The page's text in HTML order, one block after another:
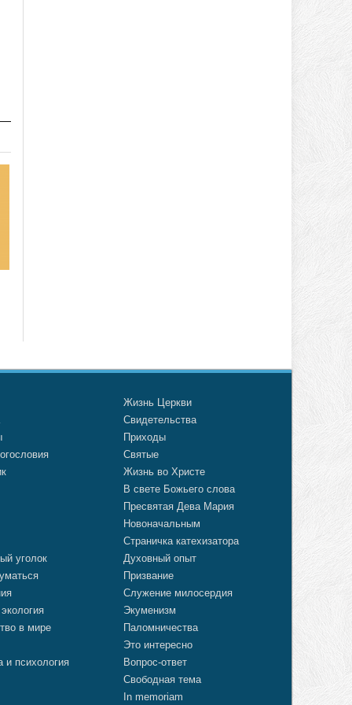
уголок
в мире
и психология
Жизнь Церкви
Свидетельства
Приходы
Святые
Жизнь во Христе
В свете Божьего слова
Пресвятая Дева Мария
Новоначальным
Страничка катехизатора
Духовный опыт
Призвание
Служение милосердия
Экуменизм
Паломничества
Это интересно
Вопрос-ответ
Свободная тема
In memoriam